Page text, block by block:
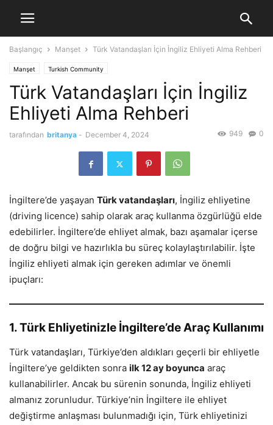
Başlangıç Manşet Türk Vatandaşları İçin İngiliz Ehliyeti Alma Rehberi
Manşet Turkish Community
Türk Vatandaşları İçin İngiliz
Ehliyeti Alma Rehberi
tarafından britanya - December 4, 2024 0
949
İngiltere’de yaşayan Türk vatandaşları, İngiliz ehliyetine
(driving licence) sahip olarak araç kullanma özgürlüğü elde
edebilirler. İngiltere’de ehliyet almak, bazı aşamalar içerse
de doğru bilgi ve hazırlıkla bu süreç kolaylaştırılabilir. İşte
İngiliz ehliyeti almak için gereken adımlar ve önemli
ipuçları:
1. Türk Ehliyetinizle İngiltere’de Araç Kullanımı
Türk vatandaşları, Türkiye’den aldıkları geçerli bir ehliyetle
İngiltere’ye geldikten sonra ilk 12 ay boyunca araç
kullanabilirler. Ancak bu sürenin sonunda, İngiliz ehliyeti
almanız zorunludur. Türkiye’nin İngiltere ile ehliyet
değiştirme anlaşması bulunmadığı için, Türk ehliyetinizi